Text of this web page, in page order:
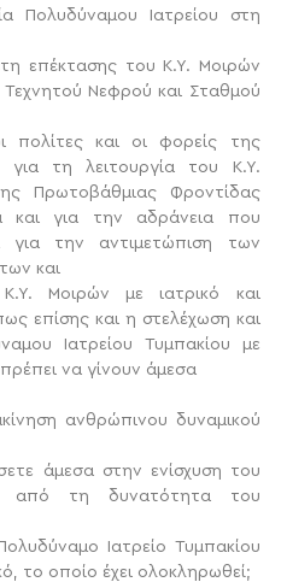
Πολυδύναμου Ιατρείου στη
επέκτασης του Κ.Υ. Μοιρών
Νεφρού και Σταθμού
πολίτες και οι φορείς της
για τη λειτουργία του Κ.Υ.
Πρωτοβάθμιας Φροντίδας
και για την αδράνεια που
για την αντιμετώπιση των
και
Μοιρών με ιατρικό και
επίσης και η στελέχωση και
Ιατρείου Τυμπακίου με
να γίνουν άμεσα
ανθρώπινου δυναμικού
άμεσα στην ενίσχυση του
από τη δυνατότητα του
Ιατρείο Τυμπακίου
το οποίο έχει ολοκληρωθεί;